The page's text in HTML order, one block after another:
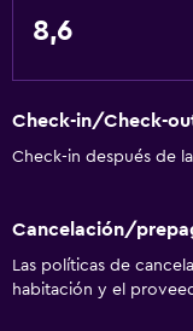
8,6
Check-in/Check-
Check-in después de
Cancelación/
Las políticas de
habitación y el